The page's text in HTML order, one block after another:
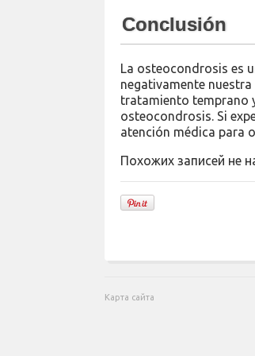
Conclusión
La osteocondrosis es
negativamente
tratamiento temprano
osteocondrosis. Si
atención médica para
Похожих записей не
Карта сайта